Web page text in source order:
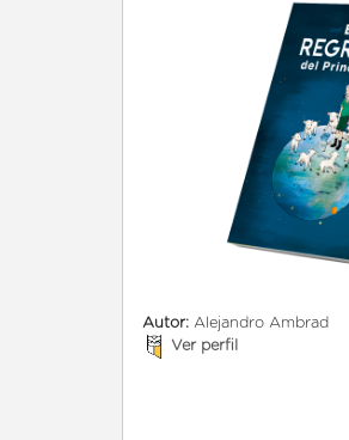
Autor: Alejandro Ambrad
Ver perfil